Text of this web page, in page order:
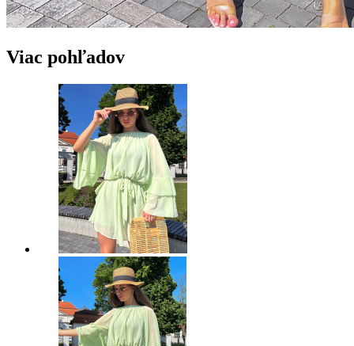
Viac pohľadov